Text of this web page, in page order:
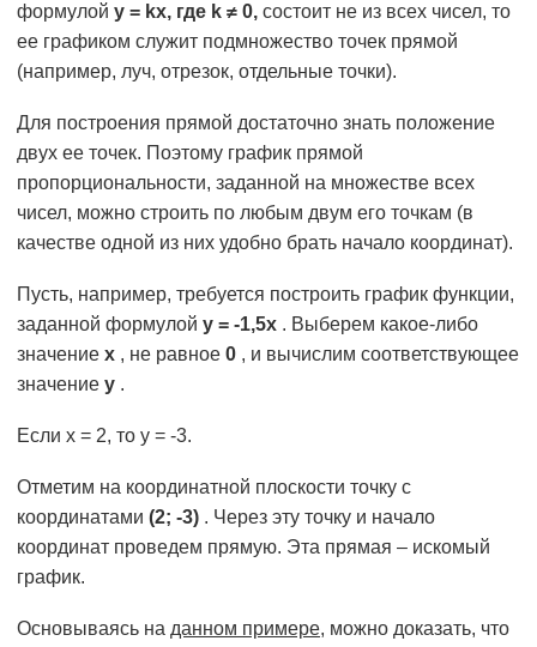
формулой у = kх, где k ≠ 0, состоит не из всех чисел, то
ее графиком служит подмножество точек прямой
(например, луч, отрезок, отдельные точки).
Для построения прямой достаточно знать положение
двух ее точек. Поэтому график прямой
пропорциональности, заданной на множестве всех
чисел, можно строить по любым двум его точкам (в
качестве одной из них удобно брать начало координат).
Пусть, например, требуется построить график функции,
заданной формулой у = -1,5х . Выберем какое-либо
значение х , не равное 0 , и вычислим соответствующее
значение у .
Если х = 2, то у = -3.
Отметим на координатной плоскости точку с
координатами (2; -3) . Через эту точку и начало
координат проведем прямую. Эта прямая – искомый
график.
Основываясь на данном примере, можно доказать, что